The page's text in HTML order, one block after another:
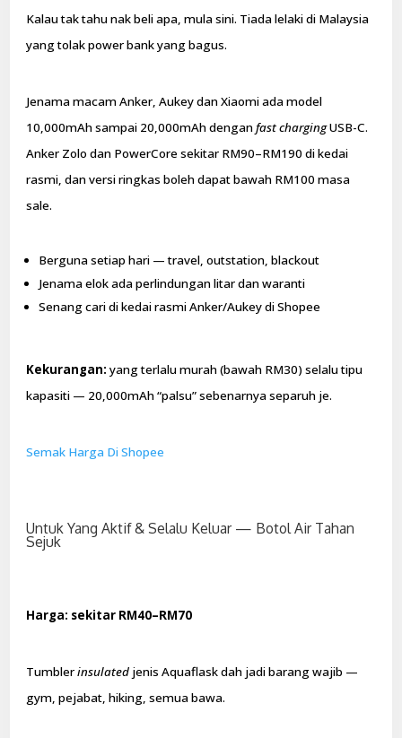
Kalau tak tahu nak beli apa, mula sini. Tiada lelaki di Malaysia
yang tolak power bank yang bagus.
Jenama macam Anker, Aukey dan Xiaomi ada model
10,000mAh sampai 20,000mAh denganfast chargingUSB-C.
Anker Zolo dan PowerCore sekitar RM90–RM190 di kedai
rasmi, dan versi ringkas boleh dapat bawah RM100 masa
sale.
Berguna setiap hari — travel, outstation, blackout
Jenama elok ada perlindungan litar dan waranti
Senang cari di kedai rasmi Anker/Aukey di Shopee
Kekurangan: yang terlalu murah (bawah RM30) selalu tipu
kapasiti — 20,000mAh “palsu” sebenarnya separuh je.
Semak Harga Di Shopee
Untuk Yang Aktif & Selalu Keluar — Botol Air Tahan
Sejuk
Harga: sekitar RM40–RM70
Tumblerinsulated jenis Aquaflask dah jadi barang wajib —
gym, pejabat, hiking, semua bawa.